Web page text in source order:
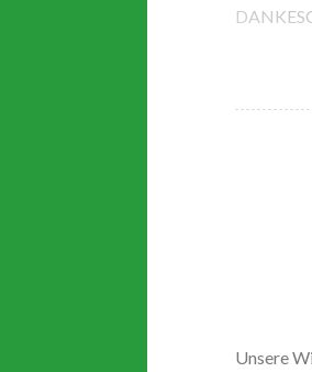
Unsere